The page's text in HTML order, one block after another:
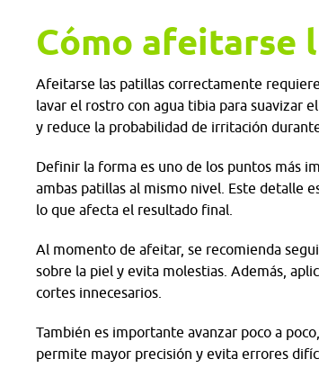
Cómo afeitarse
Afeitarse las patillas correctamente
lavar el rostro con agua tibia para suavizar
y reduce la probabilidad de irritación
Definir la forma es uno de los puntos más
ambas patillas al mismo nivel. Este detalle
lo que afecta el resultado final.
Al momento de afeitar, se recomienda
sobre la piel y evita molestias. Además,
cortes innecesarios.
También es importante avanzar poco a
permite mayor precisión y evita errores